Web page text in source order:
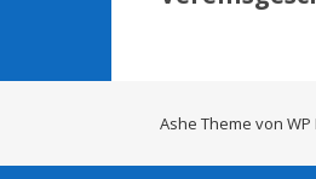
Ashe Theme von WP